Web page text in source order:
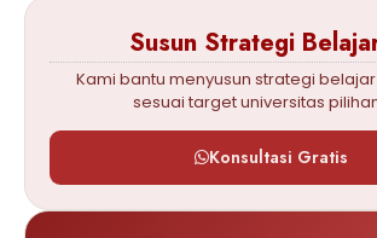
Susun Strategi
Kami bantu menyusun strategi
sesuai target universitas
Konsultasi Gratis